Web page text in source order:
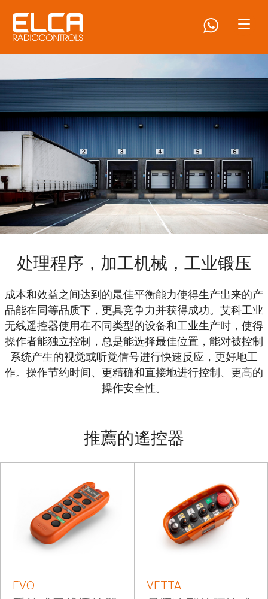
处理程序，加工机械，工业锻压
成本和效益之间达到的最佳平衡能力使得生产出来的产
品能在同等品质下，更具竞争力并获得成功。艾科工业
无线遥控器使用在不同类型的设备和工业生产时，使得
操作者能独立控制，总是能选择最佳位置，能对被控制
系统产生的视觉或听觉信号进行快速反应，更好地工
作。操作节约时间、更精确和直接地进行控制、更高的
操作安全性。
推薦的遙控器
EVO
VETTA